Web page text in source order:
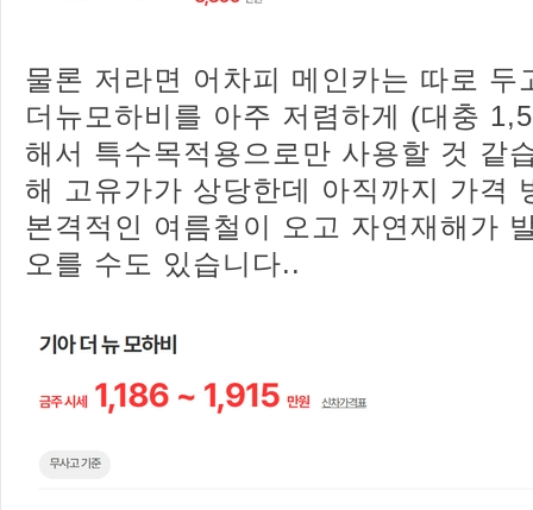
물론 저라면 어차피 메인카는 따로 두
더뉴모하비를 아주 저렴하게 (대충
해서 특수목적용으로만 사용할 것 같
해 고유가가 상당한데 아직까지 가격
본격적인 여름철이 오고 자연재해가
오를 수도 있습니다..